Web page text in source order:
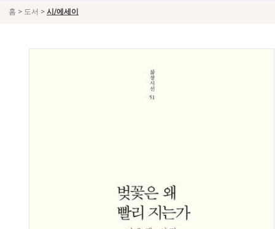
홈 > 도서 > 시/에세이